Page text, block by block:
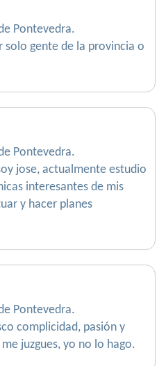
Pontevedra.
solo gente de la provincia o
Pontevedra.
jose, actualmente estudio
interesantes de mis
y hacer planes
Pontevedra.
complicidad, pasión y
juzgues, yo no lo hago.